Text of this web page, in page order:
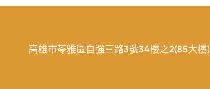
高雄市苓雅區自強三路3號34樓之2(85大樓